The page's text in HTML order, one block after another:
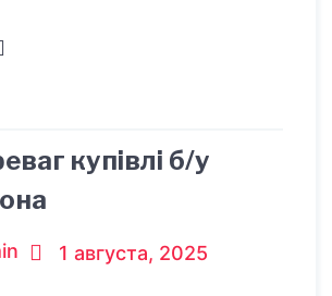
купівлі б/у
1 августа, 2025